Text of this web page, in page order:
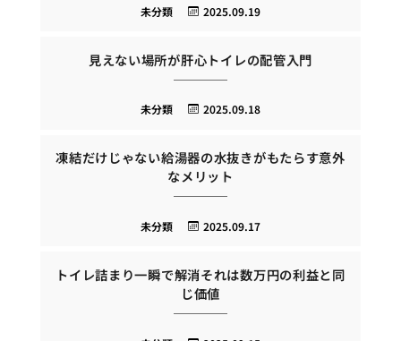
2025.09.19
未分類
見えない場所が肝心トイレの配管入門
2025.09.18
未分類
凍結だけじゃない給湯器の水抜きがもたらす意外
なメリット
2025.09.17
未分類
トイレ詰まり一瞬で解消それは数万円の利益と同
じ価値